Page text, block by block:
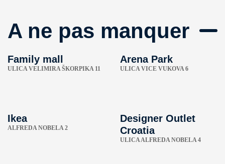
A ne pas manquer
Family mall
ULICA VELIMIRA ŠKORPIKA 11
Arena Park
ULICA VICE VUKOVA 6
Ikea
ALFREDA NOBELA 2
Designer Outlet
Croatia
ULICA ALFREDA NOBELA 4